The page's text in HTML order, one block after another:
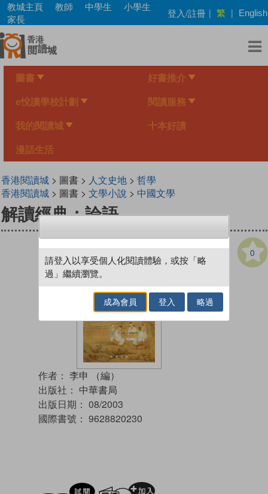
Skip
main
content
教城主頁 教師 中學生
小學生
家長
登入/註冊 | 繁 | English
圖書 好書推介
e悅讀學校計劃 閱讀服務
我的閱讀城 十本好讀
漫話生活
香港閱讀城> 圖書 > 人文史地> 哲學
香港閱讀城> 圖書 > 文學小說 > 中國文學
解讀經典：論語
0
作者： 李申 （編）
出版社： 中華書局
出版日期： 08/2003
國際書號： 9628820230
試閲
請登入以享受個人化閱讀體驗，或按「略
過」繼續瀏覽。
成為會員 登入 略過